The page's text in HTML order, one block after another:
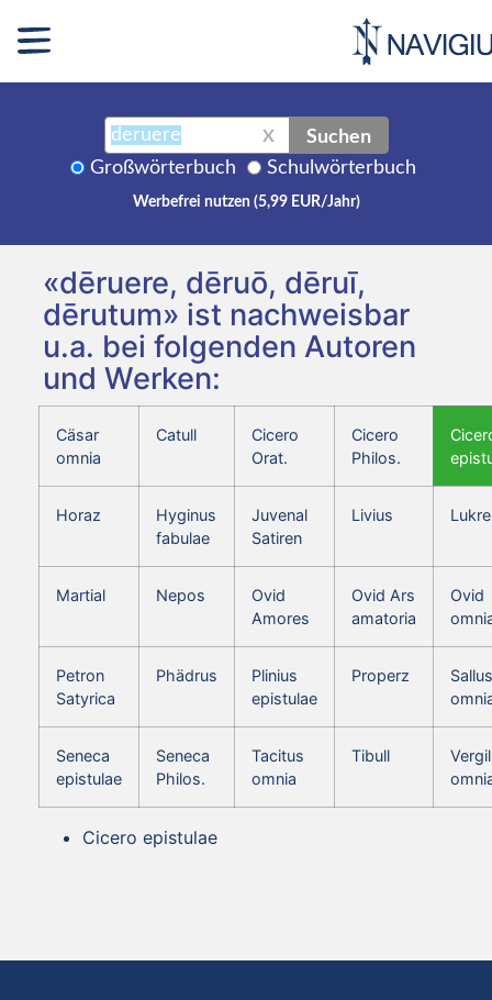
X Suchen
Großwörterbuch Schulwörterbuch
Werbefrei nutzen (5,99 EUR/Jahr)
«dēruere, dēruō, dēruī,
dērutum» ist nachweisbar
u.a. bei folgenden Autoren
und Werken:
Cäsar
omnia
Catull
Cicero
Orat.
Cicero
Philos.
Horaz
Hyginus
fabulae
Juvenal
Satiren
Livius
Martial Nepos
Ovid
Amores
Ovid Ars
amatoria
Ovid
Petron
Satyrica
Phädrus
Plinius
epistulae
Properz
Seneca
epistulae
Seneca
Philos.
Tacitus
omnia
Tibull
Vergil
Cicero epistulae